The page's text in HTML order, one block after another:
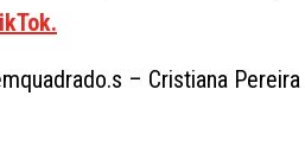
– Cristiana Pereira